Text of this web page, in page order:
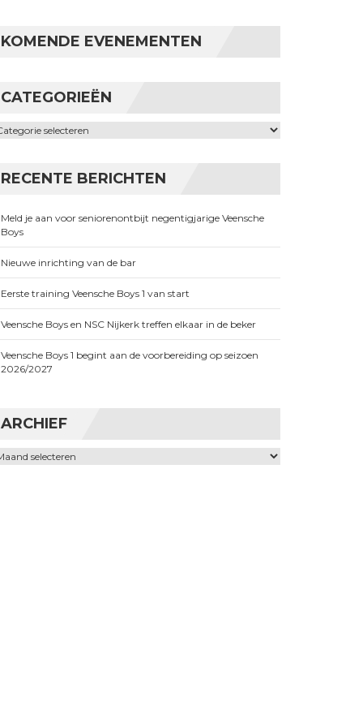
KOMENDE EVENEMENTEN
CATEGORIEËN
RECENTE BERICHTEN
Meld je aan voor seniorenontbijt negentigjarige Veensche
Boys
Nieuwe inrichting van de bar
Eerste training Veensche Boys 1 van start
Veensche Boys en NSC Nijkerk treffen elkaar in de beker
Veensche Boys 1 begint aan de voorbereiding op seizoen
2026/2027
ARCHIEF